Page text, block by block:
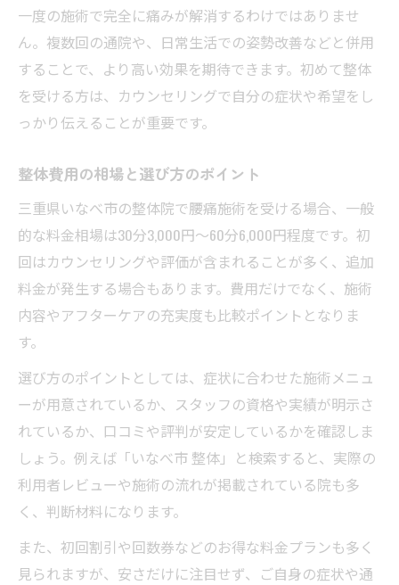
一度の施術で完全に痛みが解消するわけではありませ
ん。複数回の通院や、日常生活での姿勢改善などと併用
することで、より高い効果を期待できます。初めて整体
を受ける方は、カウンセリングで自分の症状や希望をし
っかり伝えることが重要です。
整体費用の相場と選び方のポイント
三重県いなべ市の整体院で腰痛施術を受ける場合、一般
的な料金相場は30分3,000円～60分6,000円程度です。初
回はカウンセリングや評価が含まれることが多く、追加
料金が発生する場合もあります。費用だけでなく、施術
内容やアフターケアの充実度も比較ポイントとなりま
す。
選び方のポイントとしては、症状に合わせた施術メニュ
ーが用意されているか、スタッフの資格や実績が明示さ
れているか、口コミや評判が安定しているかを確認しま
しょう。例えば「いなべ市 整体」と検索すると、実際の
利用者レビューや施術の流れが掲載されている院も多
く、判断材料になります。
また、初回割引や回数券などのお得な料金プランも多く
見られますが、安さだけに注目せず、ご自身の症状や通